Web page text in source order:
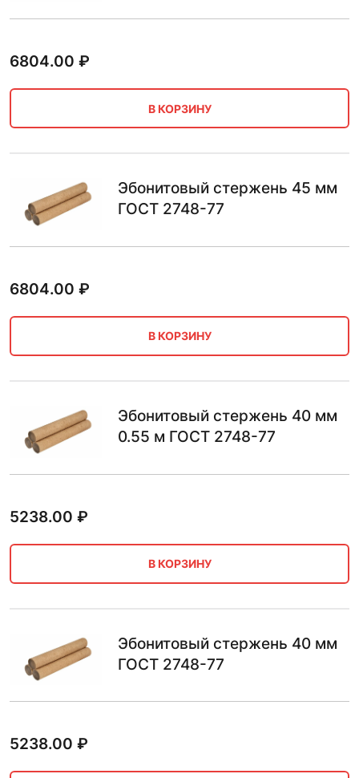
6804.00 ₽
В КОРЗИНУ
Эбонитовый стержень 45 мм
ГОСТ 2748-77
6804.00 ₽
В КОРЗИНУ
Эбонитовый стержень 40 мм
0.55 м ГОСТ 2748-77
5238.00 ₽
В КОРЗИНУ
Эбонитовый стержень 40 мм
ГОСТ 2748-77
5238.00 ₽